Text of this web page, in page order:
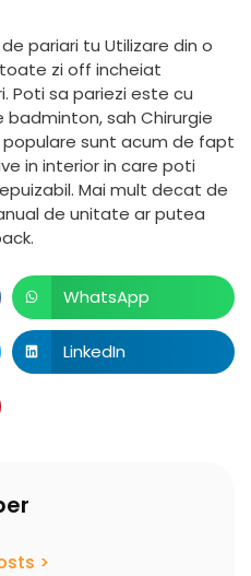
pariari tu Utilizare din o
zi off incheiat
Poti sa pariezi este cu
badminton, sah Chirurgie
sunt acum de fapt
in interior in care poti
Mai mult decat de
de unitate ar putea
WhatsApp
LinkedIn
>